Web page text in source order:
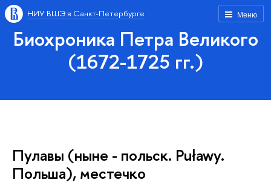
Меню
НИУ ВШЭ в Санкт-Петербурге
Биохроника Петра Великого
(1672-1725 гг.)
Пулавы (ныне - польск. Puławy.
Польша), местечко